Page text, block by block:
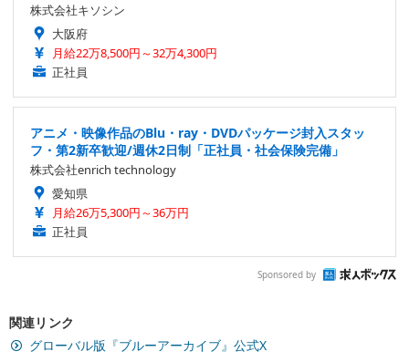
株式会社キソシン
大阪府
月給22万8,500円～32万4,300円
正社員
アニメ・映像作品のBlu・ray・DVDパッケージ封入スタッ
フ・第2新卒歓迎/週休2日制「正社員・社会保険完備」
株式会社enrich technology
愛知県
月給26万5,300円～36万円
正社員
Sponsored by
関連リンク
グローバル版『ブルーアーカイブ』公式X